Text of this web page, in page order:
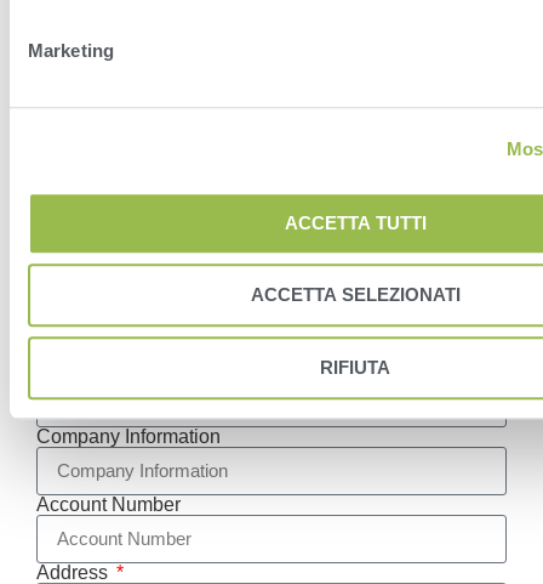
Marketing
ACCETTA TUTTI
ACCETTA SELEZIONATI
RIFIUTA
to receive your free sampling
supplies.
Company Information
Account Number
Address